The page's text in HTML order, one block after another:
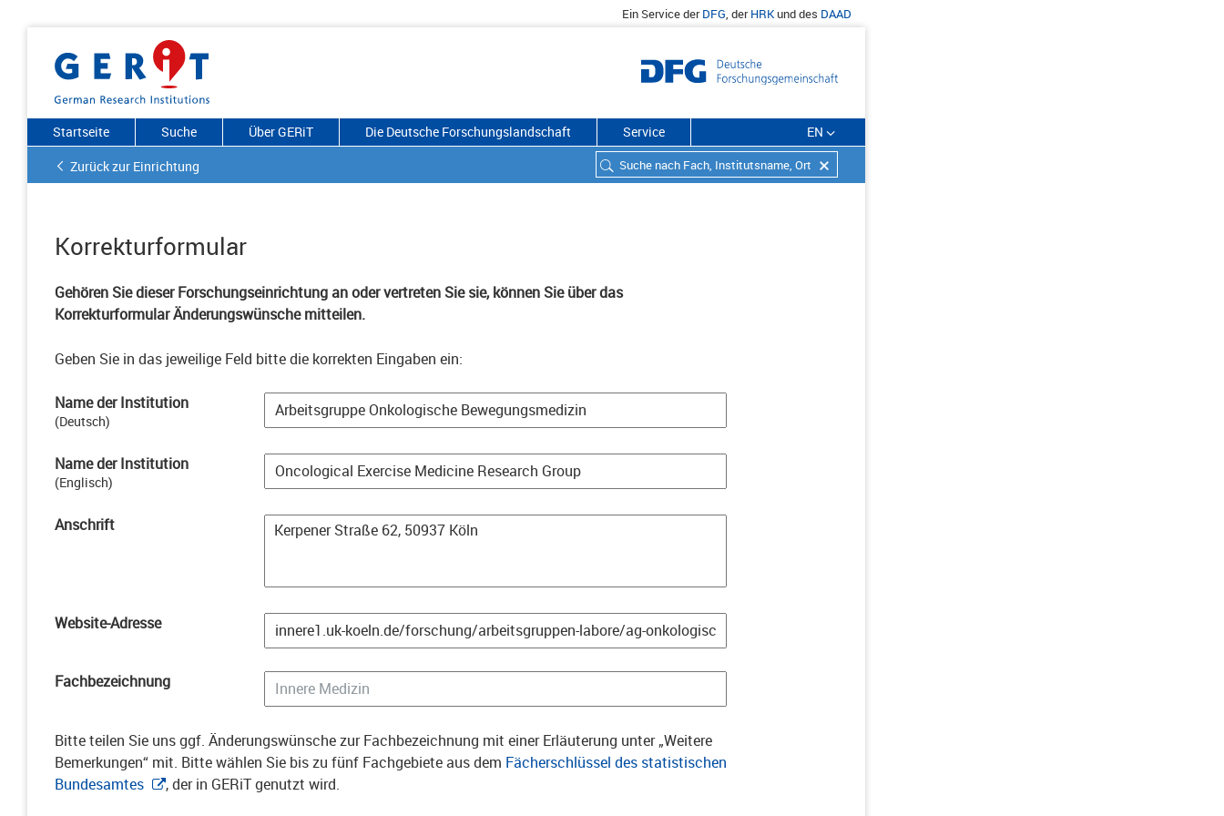
Ein Service derDFG, derHRKund des DAAD
Startseite Suche Über GERiT Die Deutsche Forschungslandschaft Service
EN
Zurück zur Einrichtung
Korrekturformular
Gehören Sie dieser Forschungseinrichtung an oder vertreten Sie sie, können Sie über das
Korrekturformular Änderungswünsche mitteilen.
Geben Sie in das jeweilige Feld bitte die korrekten Eingaben ein:
Name der Institution
(Deutsch)
Name der Institution
(Englisch)
Anschrift
Website-Adresse
Fachbezeichnung
Bitte teilen Sie uns ggf. Änderungswünsche zur Fachbezeichnung mit einer Erläuterung unter „Weitere
Bemerkungen“ mit. Bitte wählen Sie bis zu fünf Fachgebiete aus dem Fächerschlüssel des statistischen
Bundesamtes
, der in GERiT genutzt wird.